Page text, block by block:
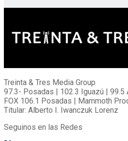
Treinta & Tres Media Group
97.3- Posadas | 102.3 Iguazú | 99.5
FOX 106.1 Posadas | Mammoth
Titular: Alberto I. Iwanczuk Lorenz
Seguinos en las Redes